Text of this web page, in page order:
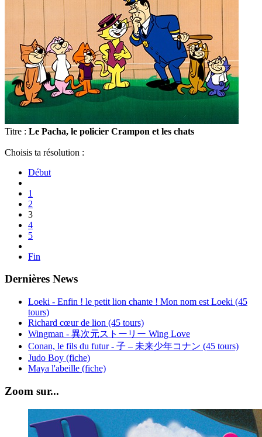
Titre : Le Pacha, le policier Crampon et les chats
Choisis ta résolution :
Début
1
2
3
4
5
Fin
Dernières News
Loeki - Enfin ! le petit lion chante ! Mon nom est Loeki (45
tours)
Richard cœur de lion (45 tours)
Wingman - 異次元ストーリー Wing Love
Conan, le fils du futur - 子 – 未来少年コナン (45 tours)
Judo Boy (fiche)
Maya l'abeille (fiche)
Zoom sur...